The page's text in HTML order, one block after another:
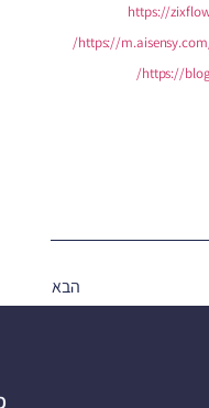
https://
https://
https://
הבא